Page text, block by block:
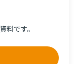
料です。